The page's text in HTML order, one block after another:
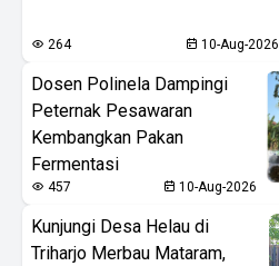
264 10-Aug-2026
Dosen Polinela Dampingi
Peternak Pesawaran
Kembangkan Pakan
Fermentasi
457 10-Aug-2026
Kunjungi Desa Helau di
Triharjo Merbau Mataram,